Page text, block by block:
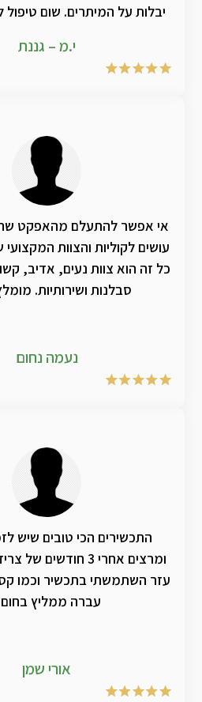
יבלות על המיתרים. שום
שיפור אדיר במצב הצרידות.
י.מ – גננת
אי אפשר להתעלם מהאפקט
עושים לקוליות והצוות
כל זה הוא צוות נעים, אדיב,
סבלנות ושירותיות.
נעמה נחום
התכשירים הכי טובים שיש
ומרצים אחרי 3
עזר השתמשתי בתכשיר וכמו
עברה ממליץ
אורי שמן